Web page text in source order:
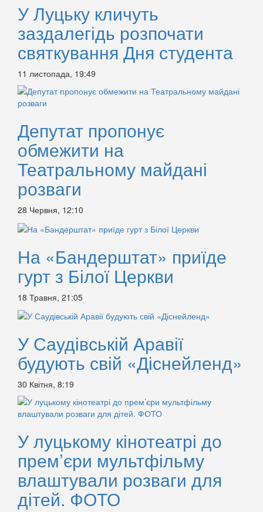
У Луцьку кличуть
заздалегідь розпочати
святкування Дня студента
11 листопада, 19:49
Депутат пропонує
обмежити на
Театральному майдані
розваги
28 Червня, 12:10
На «Бандерштат» приїде
гурт з Білої Церкви
18 Травня, 21:05
У Саудівській Аравії
будують свій «Діснейленд»
30 Квітня, 8:19
У луцькому кінотеатрі до
прем’єри мультфільму
влаштували розваги для
дітей. ФОТО